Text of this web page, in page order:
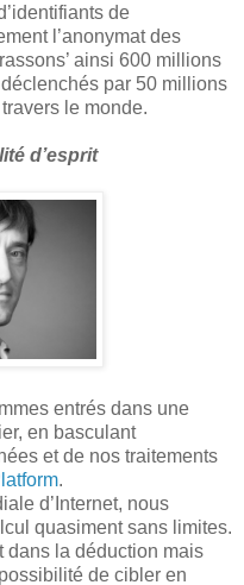
de
l’anonymat des
ainsi 600 millions
par 50 millions
le monde.
d’esprit
entrés dans une
en basculant
et de nos traitements
.
d’Internet, nous
quasiment sans limites.
dans la déduction mais
de cibler en